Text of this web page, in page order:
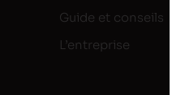
Guide et conseils
L’entreprise